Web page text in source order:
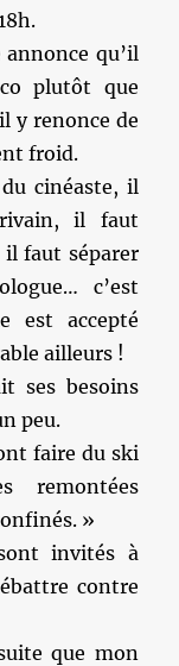
qu’il
plutôt que
y renonce de
froid.
cinéaste, il
il faut
il faut séparer
c’est
est accepté
ailleurs !
ses besoins
peu.
faire du ski
remontées
»
invités à
contre
que mon